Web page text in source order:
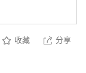
收藏 分享